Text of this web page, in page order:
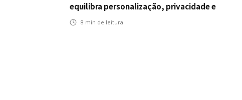
equilibra personalização, privacidade e
tecnologia
8 min de leitura